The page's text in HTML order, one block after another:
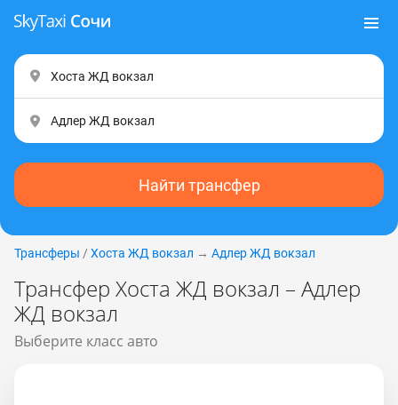
Найти трансфер
Трансферы / Хоста ЖД вокзал → Адлер ЖД вокзал
Трансфер Хоста ЖД вокзал – Адлер
ЖД вокзал
Выберите класс авто